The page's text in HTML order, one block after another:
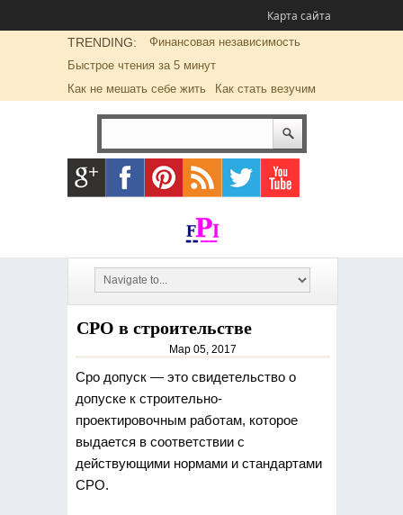
Карта сайта
TRENDING:
Финансовая независимость
Быстрое чтения за 5 минут
Как не мешать себе жить
Как стать везучим
СРО в строительстве
Мар 05, 2017
Сро допуск — это свидетельство о
допуске к строительно-
проектировочным работам, которое
выдается в соответствии с
действующими нормами и стандартами
СРО.